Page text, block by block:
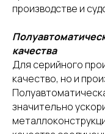
производстве и
качества
Для серийного
качество, но и
значительно